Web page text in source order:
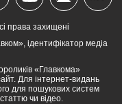
права захищені
ідентифікатор медіа
«Главкома»
Для інтернет-видань
для пошукових систем
чи відео.